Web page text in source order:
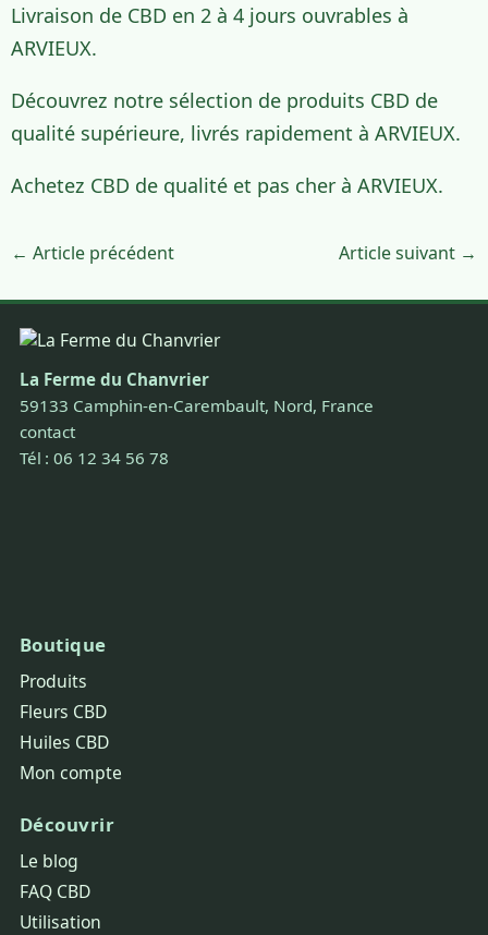
Livraison de CBD en 2 à 4 jours ouvrables à
ARVIEUX.
Découvrez notre sélection de produits CBD de
qualité supérieure, livrés rapidement à ARVIEUX.
Achetez CBD de qualité et pas cher à ARVIEUX.
← Article précédent Article suivant →
La Ferme du Chanvrier
59133 Camphin-en-Carembault, Nord, France
contact
Tél : 06 12 34 56 78
Boutique
Produits
Fleurs CBD
Huiles CBD
Mon compte
Découvrir
Le blog
FAQ CBD
Utilisation